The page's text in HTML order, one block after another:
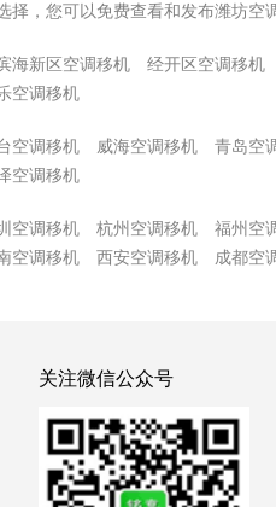
，您可以免费查看和发布潍坊空
海新区空调移机 经开区空调移机
空调移机
空调移机 威海空调移机 青岛空
空调移机
空调移机 杭州空调移机 福州空
空调移机 西安空调移机 成都空
关注微信公众号